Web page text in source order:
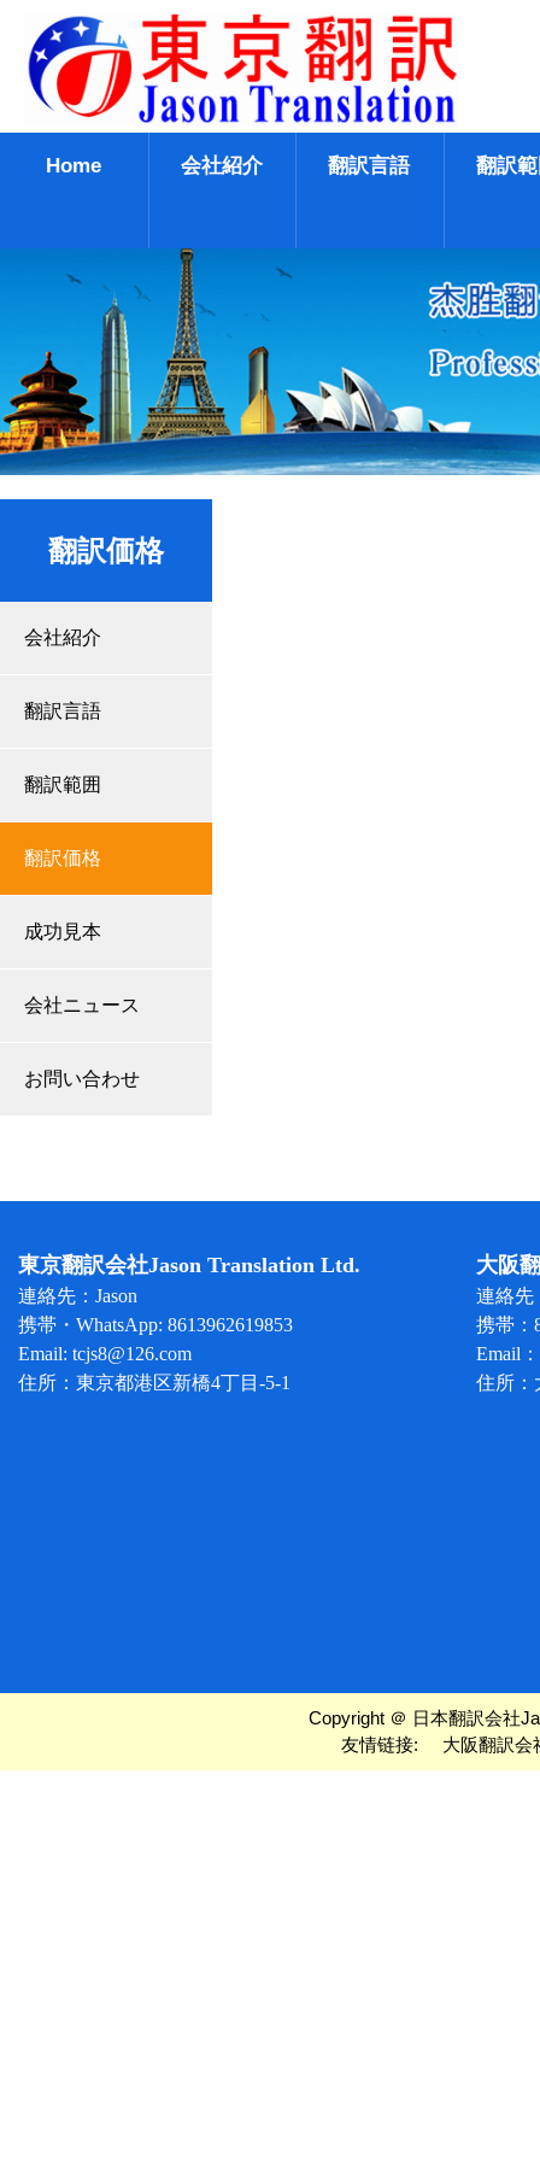
Home 会社紹介 翻訳言語 翻訳
翻訳価格
会社紹介
翻訳言語
翻訳範囲
翻訳価格
成功見本
会社ニュース
お問い合わせ
東京翻訳会社Jason Translation Ltd.
連絡先 ：Jason
携帯・WhatsApp: 8613962619853
Email: tcjs8@126.com
住所：東京都港区新橋4丁目-5-1
大阪
連絡先
携帯：
Email
住所：
Copyright ＠ 日本翻訳会社
友情链接:
大阪翻訳会